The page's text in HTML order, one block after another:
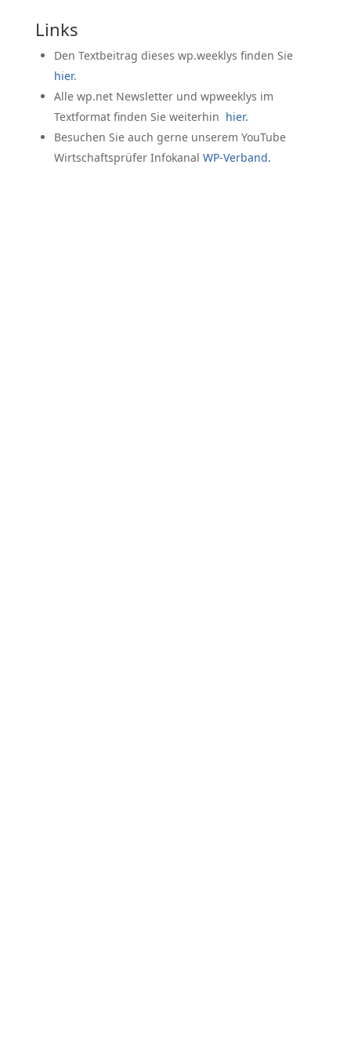
Links
Den Textbeitrag dieses wp.weeklys finden Sie
hier.
Alle wp.net Newsletter und wpweeklys im
Textformat finden Sie weiterhin hier.
Besuchen Sie auch gerne unserem YouTube
Wirtschaftsprüfer Infokanal WP-Verband.